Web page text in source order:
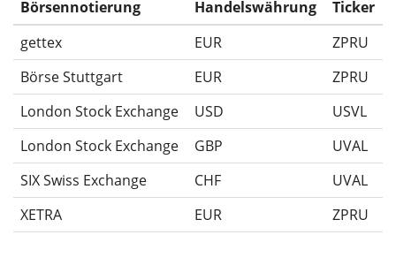
Börsennotierung Handelswährung
Ticker
gettex
EUR
ZPRU
Börse Stuttgart
EUR
ZPRU
London Stock Exchange
USD
USVL
London Stock Exchange
GBP
UVAL
SIX Swiss Exchange
CHF
UVAL
XETRA
EUR ZPRU